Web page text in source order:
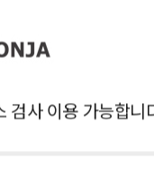
검사 이용 가능합니다.